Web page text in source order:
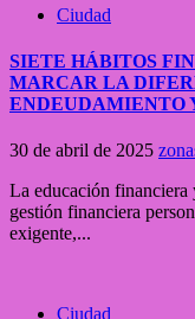
Ciudad
SIETE HÁBITOS
MARCAR LA
ENDEUDAMIENTO
30 de abril de 2025
La educación financiera
gestión financiera
exigente,...
Ciudad